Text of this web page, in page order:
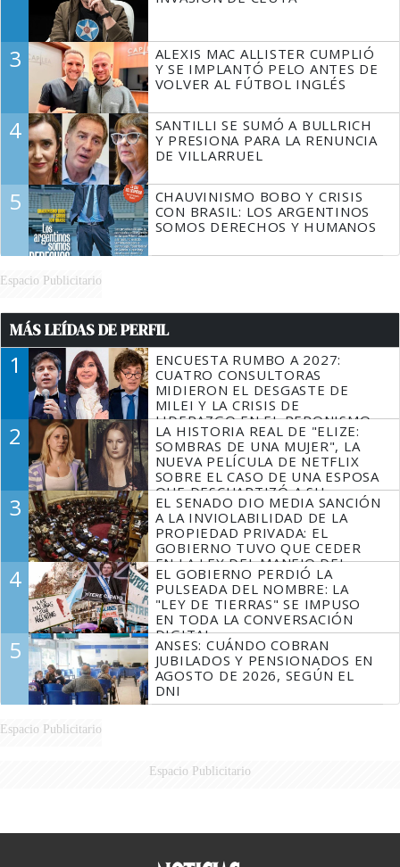
3
ALEXIS MAC ALLISTER CUMPLIÓ
Y SE IMPLANTÓ PELO ANTES DE
VOLVER AL FÚTBOL INGLÉS
4
SANTILLI SE SUMÓ A BULLRICH
Y PRESIONA PARA LA RENUNCIA
DE VILLARRUEL
5
CHAUVINISMO BOBO Y CRISIS
CON BRASIL: LOS ARGENTINOS
SOMOS DERECHOS Y HUMANOS
Espacio Publicitario
MÁS LEÍDAS DE PERFIL
1
ENCUESTA RUMBO A 2027:
CUATRO CONSULTORAS
MIDIERON EL DESGASTE DE
MILEI Y LA CRISIS DE
LIDERAZGO EN EL PERONISMO
2
LA HISTORIA REAL DE "ELIZE:
SOMBRAS DE UNA MUJER", LA
NUEVA PELÍCULA DE NETFLIX
SOBRE EL CASO DE UNA ESPOSA
QUE DESCUARTIZÓ A SU
MARIDO
3
EL SENADO DIO MEDIA SANCIÓN
A LA INVIOLABILIDAD DE LA
PROPIEDAD PRIVADA: EL
GOBIERNO TUVO QUE CEDER
EN LA LEY DEL MANEJO DEL
FUEGO
4
EL GOBIERNO PERDIÓ LA
PULSEADA DEL NOMBRE: LA
"LEY DE TIERRAS" SE IMPUSO
EN TODA LA CONVERSACIÓN
DIGITAL
5
ANSES: CUÁNDO COBRAN
JUBILADOS Y PENSIONADOS EN
AGOSTO DE 2026, SEGÚN EL
DNI
Espacio Publicitario
Espacio Publicitario